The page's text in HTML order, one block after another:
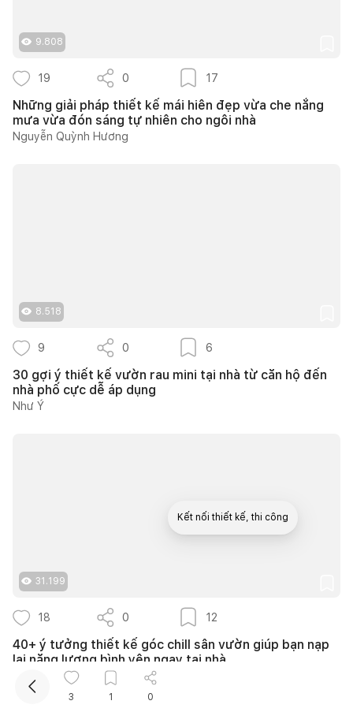
9.808
19 0 17
Những giải pháp thiết kế mái hiên đẹp vừa che nắng
mưa vừa đón sáng tự nhiên cho ngôi nhà
Nguyễn Quỳnh Hương
8.518
9 0 6
30 gợi ý thiết kế vườn rau mini tại nhà từ căn hộ đến
nhà phố cực dễ áp dụng
Như Ý
31.199
18 0 12
40+ ý tưởng thiết kế góc chill sân vườn giúp bạn nạp
lại năng lượng bình yên ngay tại nhà
Nguyễn Quỳnh Hương
3 1 0
Kết nối thiết kế, thi công